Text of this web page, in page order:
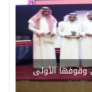
وقوفها الأولى